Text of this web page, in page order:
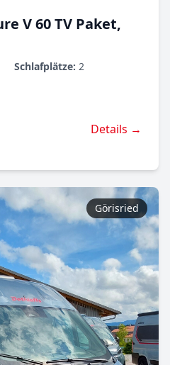
V 60 TV Paket,
Schlafplätze: 2
Details →
Görisried